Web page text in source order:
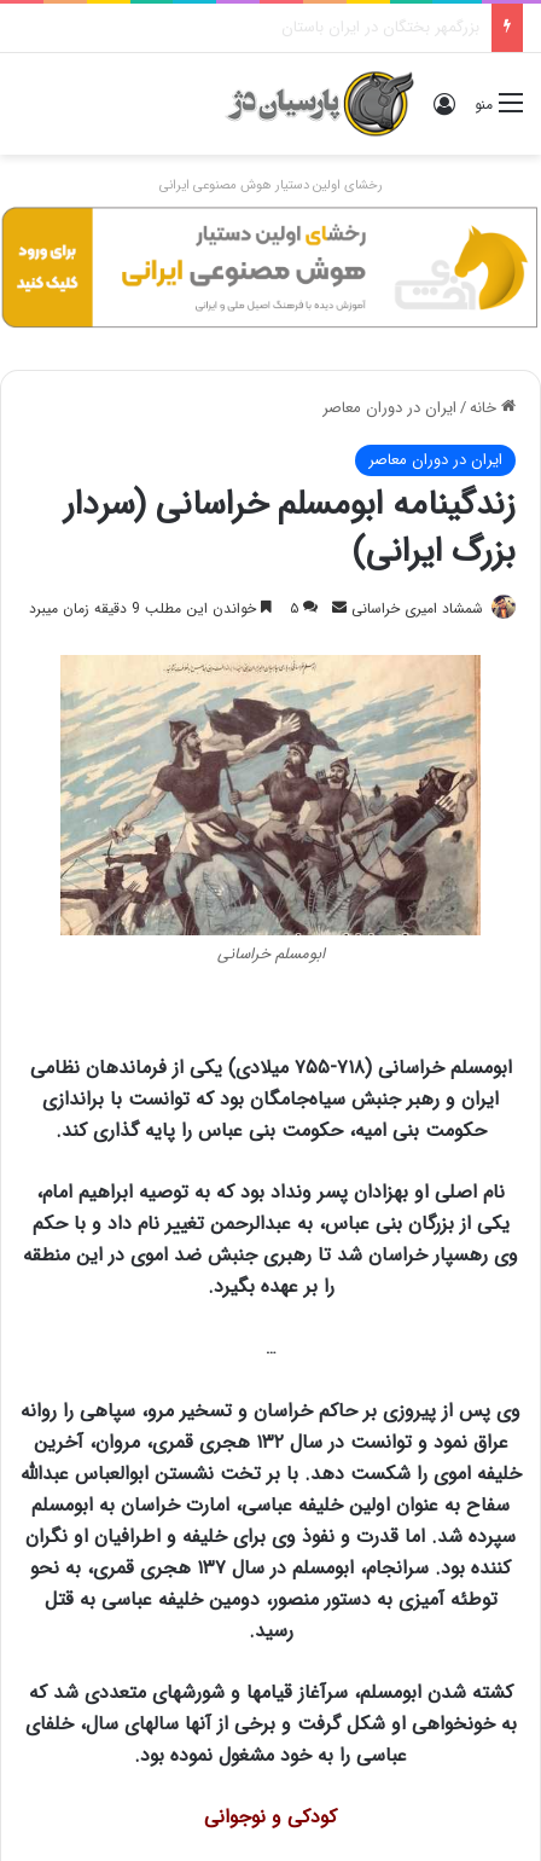
دوگانهٔ «ایرانی و اَنیرانی»: بررسی تاریخی، مفهومی و ایدئولوژیک
منو ورود
رخشای اولین دستیار هوش مصنوعی ایرانی
خانه/ایران در دوران معاصر
ایران در دوران معاصر
زندگینامه ابومسلم خراسانی (سردار
بزرگ ایرانی)
شمشاد امیری خراسانی
ارسال ۵ خواندن این مطلب 9 دقیقه زمان میبرد
ابومسلم خراسانی
ابومسلم خراسانی (۷۱۸-۷۵۵ میلادی) یکی از فرماندهان نظامی
ایران و رهبر جنبش سیاه‌جامگان بود که توانست با براندازی
حکومت بنی امیه، حکومت بنی عباس را پایه گذاری کند.
نام اصلی او بهزادان پسر ونداد بود که به توصیه ابراهیم امام،
یکی از بزرگان بنی عباس، به عبدالرحمن تغییر نام داد و با حکم
وی رهسپار خراسان شد تا رهبری جنبش ضد اموی در این منطقه
را بر عهده بگیرد.
…
وی پس از پیروزی بر حاکم خراسان و تسخیر مرو، سپاهی را روانه
عراق نمود و توانست در سال ۱۳۲ هجری قمری، مروان، آخرین
خلیفه اموی را شکست دهد. با بر تخت نشستن ابوالعباس عبدالله
سفاح به عنوان اولین خلیفه عباسی، امارت خراسان به ابومسلم
سپرده شد. اما قدرت و نفوذ وی برای خلیفه و اطرافیان او نگران
کننده بود. سرانجام، ابومسلم در سال ۱۳۷ هجری قمری، به نحو
توطئه آمیزی به دستور منصور، دومین خلیفه عباسی به قتل
رسید.
کشته شدن ابومسلم، سرآغاز قیامها و شورشهای متعددی شد که
به خونخواهی او شکل گرفت و برخی از آنها سالهای سال، خلفای
عباسی را به خود مشغول نموده بود.
کودکی و نوجوانی